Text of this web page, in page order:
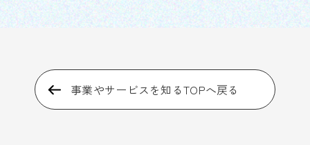
事業やサービスを知るTOPへ戻る